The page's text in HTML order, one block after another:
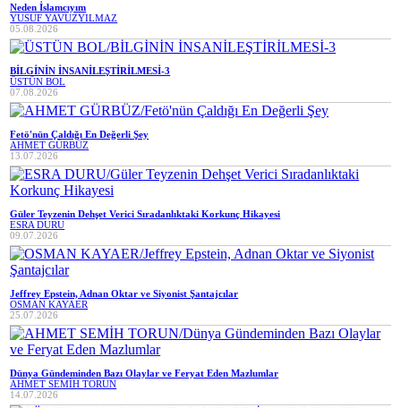
Neden İslamcıyım
YUSUF YAVUZYILMAZ
05.08.2026
BİLGİNİN İNSANİLEŞTİRİLMESİ-3
ÜSTÜN BOL
07.08.2026
Fetö'nün Çaldığı En Değerli Şey
AHMET GÜRBÜZ
13.07.2026
Güler Teyzenin Dehşet Verici Sıradanlıktaki Korkunç Hikayesi
ESRA DURU
09.07.2026
Jeffrey Epstein, Adnan Oktar ve Siyonist Şantajcılar
OSMAN KAYAER
25.07.2026
Dünya Gündeminden Bazı Olaylar ve Feryat Eden Mazlumlar
AHMET SEMİH TORUN
14.07.2026